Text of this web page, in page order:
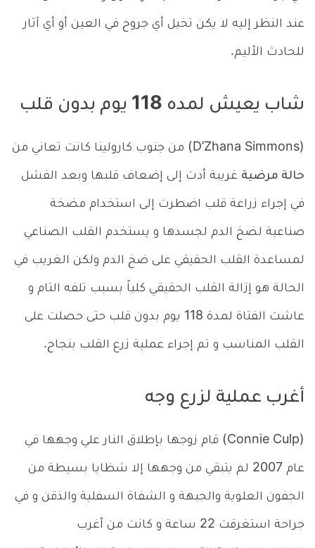
عند النظر إليه لا يكن تخيل أي جروح في العين أو أي آثار
للحادث الأليم.
شاب يعيش لمده 118 يوم بدون قلب
(D’Zhana Simmons) من جنوب كارولينا كانت تعاني من
حالة مرضية غريبة أدت إلى إضعاف قلبها وبعد الفشل
في إجراء زراعة قلب اضطرت إلى استخدام مضخة
صناعية لضخ الدم لجسدها و يستخدم القلب الصناعي
لمساعدة القلب الحقيقي على ضخ الدم ولكن الغريب في
الحالة هو إزالة القلب الحقيقي كلياً بسبب تلفه التام و
عاشت الفتاة لمدة 118 يوم بدون قلب حتى حصلت على
القلب المناسب و تم إجراء عملية زرع القلب بنجاح.
أغرب عملية لزرع وجه
(Connie Culp) قام زوجها بإطلاق النار علي وجهها في
عام 2007 لم يتبقي من وجهها إلا شظايا بسيطة من
الجفون العلوية والجبهة و الشفاة السفلية والذقن و في
جراحة استغرقت 22 ساعة و كانت من أغرب